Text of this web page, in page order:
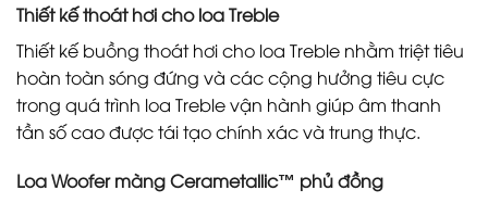
Thiết kế thoát hơi cho loa Treble
Thiết kế buồng thoát hơi cho loa Treble nhằm triệt tiêu
hoàn toàn sóng đứng và các cộng hưởng tiêu cực
trong quá trình loa Treble vận hành giúp âm thanh
tần số cao được tái tạo chính xác và trung thực.
Loa Woofer màng Cerametallic™ phủ đồng